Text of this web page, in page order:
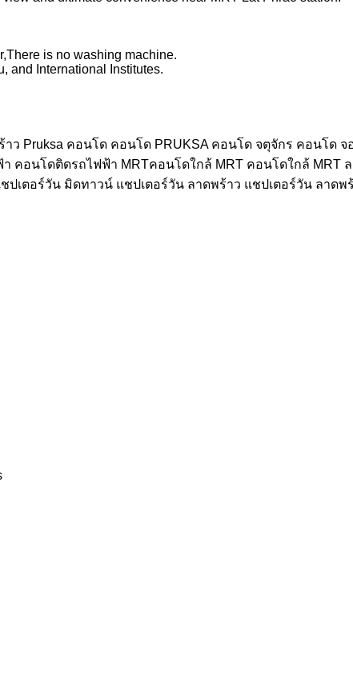
is no washing machine.
and International Institutes.
ร้าว Pruksa คอนโด คอนโด PRUKSA คอนโด จตุจักร คอนโ
คอนโดติดรถไฟฟ้า MRTคอนโดใกล้ MRT คอนโดใกล้ MRT
เตอร์วัน มิดทาวน์ แชปเตอร์วัน ลาดพร้าว แชปเตอร์วัน ลาดพ